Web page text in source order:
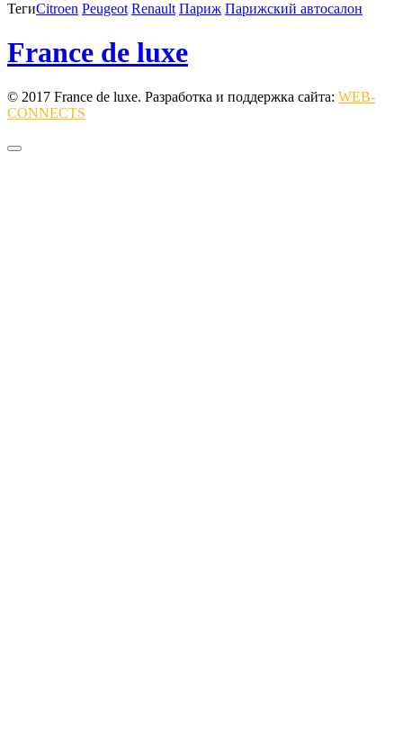
ТегиCitroen Peugeot Renault Париж Парижский автосалон
France de luxe
© 2017 France de luxe. Разработка и поддержка сайта: WEB-
CONNECTS